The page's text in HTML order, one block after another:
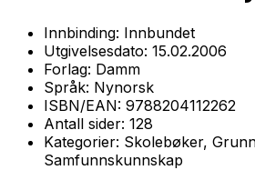
Innbinding: Innbundet
Utgivelsesdato: 15.02.2006
Forlag: Damm
Språk: Nynorsk
ISBN/EAN: 9788204112262
Antall sider: 128
Kategorier: Skolebøker,
Samfunnskunnskap